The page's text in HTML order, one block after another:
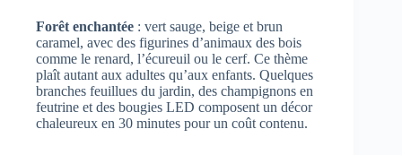
Forêt enchantée : vert sauge, beige et brun
caramel, avec des figurines d’animaux des bois
comme le renard, l’écureuil ou le cerf. Ce thème
plaît autant aux adultes qu’aux enfants. Quelques
branches feuillues du jardin, des champignons en
feutrine et des bougies LED composent un décor
chaleureux en 30 minutes pour un coût contenu.